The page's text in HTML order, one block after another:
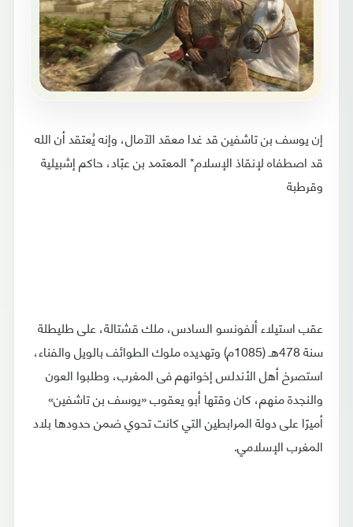
إن يوسف بن تاشفين قد غدا معقد الآمال، وإنه يُعتقد أن الله
قد اصطفاه لإنقاذ الإسلام* المعتمد بن عبّاد، حاكم إشبيلية
وقرطبة
عقب استيلاء ألفونسو السادس، ملك قشتالة، على طليطلة
سنة 478هـ (1085م) وتهديده ملوك الطوائف بالويل والفناء،
استصرخ أهل الأندلس إخوانهم فى المغرب، وطلبوا العون
والنجدة منهم، كان وقتها أبو يعقوب «يوسف بن تاشفين»
أميرًا على دولة المرابطين التي كانت تحوي ضمن حدودها بلاد
المغرب الإسلامي.